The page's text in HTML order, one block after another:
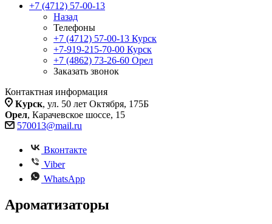
+7 (4712) 57-00-13
Назад
Телефоны
+7 (4712) 57-00-13 Курск
+7-919-215-70-00 Курск
+7 (4862) 73-26-60 Орел
Заказать звонок
Контактная информация
Курск, ул. 50 лет Октября, 175Б
Орел, Карачевское шоссе, 15
570013@mail.ru
Вконтакте
Viber
WhatsApp
Ароматизаторы